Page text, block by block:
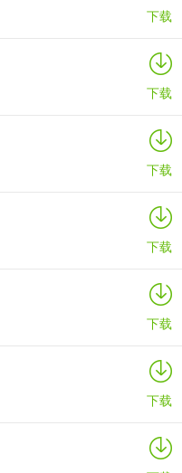
”的双轨机制。哪怕你离线，
池快速成型。而且，强如巫
换，保证了策略配队人人都
玩法为PVE推图、PVP竞技
下载
下载
下载
下载
下载
下载